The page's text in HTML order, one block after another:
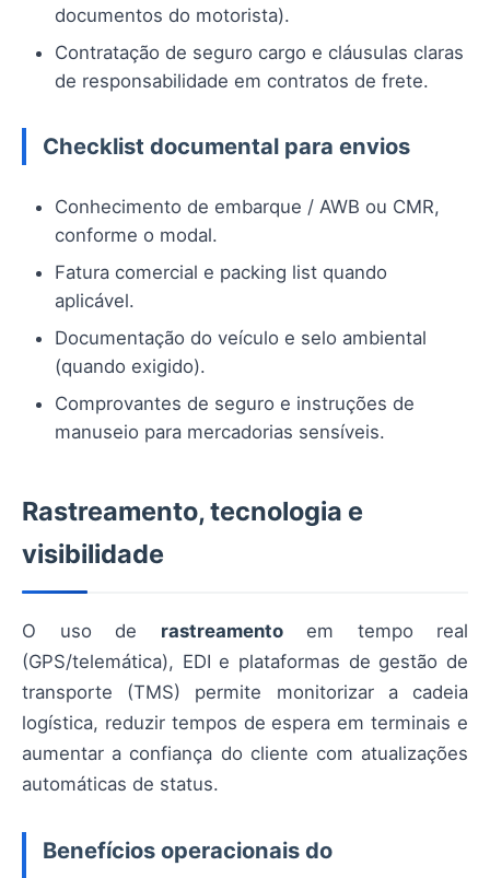
documentos do motorista).
Contratação de seguro cargo e cláusulas claras
de responsabilidade em contratos de frete.
Checklist documental para envios
Conhecimento de embarque / AWB ou CMR,
conforme o modal.
Fatura comercial e packing list quando
aplicável.
Documentação do veículo e selo ambiental
(quando exigido).
Comprovantes de seguro e instruções de
manuseio para mercadorias sensíveis.
Rastreamento, tecnologia e
visibilidade
O uso de rastreamentoem tempo real
(GPS/telemática), EDI e plataformas de gestão de
transporte (TMS) permite monitorizar a cadeia
logística, reduzir tempos de espera em terminais e
aumentar a confiança do cliente com atualizações
automáticas de status.
Benefícios operacionais do